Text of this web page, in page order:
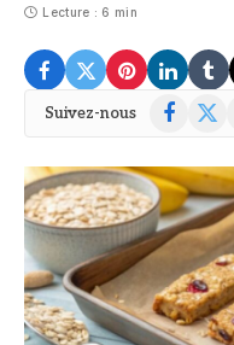
Lecture : 6 min
Suivez-nous Facebook
X
© DR